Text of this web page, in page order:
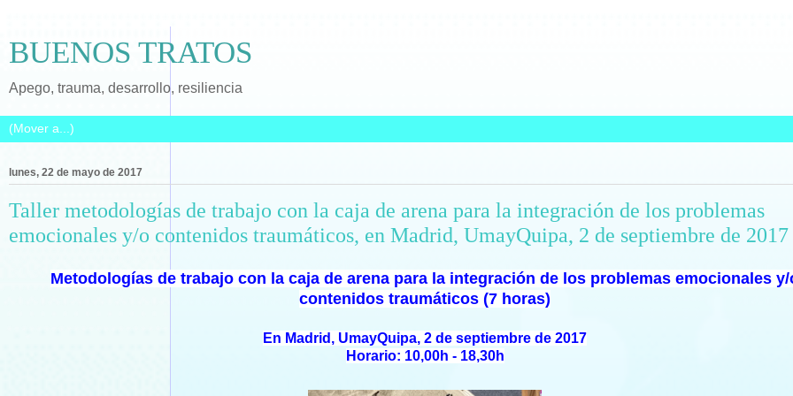
BUENOS TRATOS
Apego, trauma, desarrollo, resiliencia
lunes, 22 de mayo de 2017
Taller metodologías de trabajo con la caja de arena para la integración de los problemas
emocionales y/o contenidos traumáticos, en Madrid, UmayQuipa, 2 de septiembre de 2017
Metodologías de trabajo con la caja de arena para la integración de los problemas emocionales y/
contenidos traumáticos (7 horas)
En Madrid, UmayQuipa, 2 de septiembre de 2017
Horario: 10,00h - 18,30h